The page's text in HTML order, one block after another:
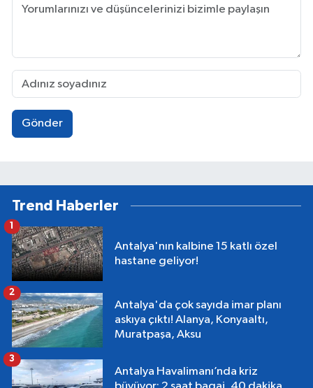
Gönder
Trend Haberler
Antalya'nın kalbine 15 katlı özel
hastane geliyor!
1
Antalya'da çok sayıda imar planı
askıya çıktı! Alanya, Konyaaltı,
Muratpaşa, Aksu
2
Antalya Havalimanı’nda kriz
3